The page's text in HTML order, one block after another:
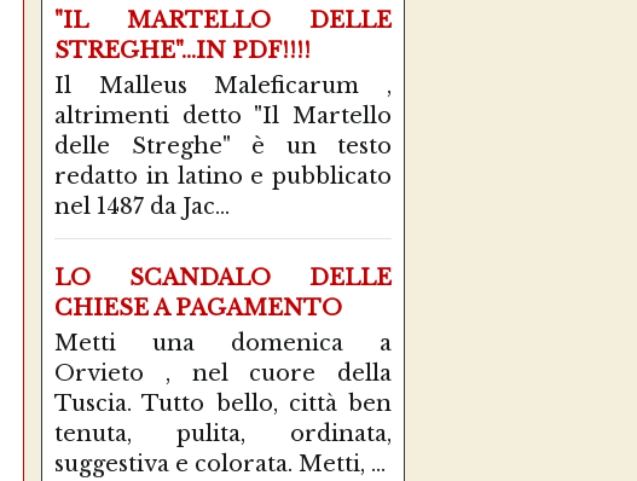
"IL MARTELLO DELLE
STREGHE"...IN PDF!!!!
Il Malleus Maleficarum ,
altrimenti detto "Il Martello
delle Streghe" è un testo
redatto in latino e pubblicato
nel 1487 da Jac...
LO SCANDALO DELLE
CHIESE A PAGAMENTO
Metti una domenica a
Orvieto , nel cuore della
Tuscia. Tutto bello, città ben
tenuta, pulita, ordinata,
suggestiva e colorata. Metti, ...